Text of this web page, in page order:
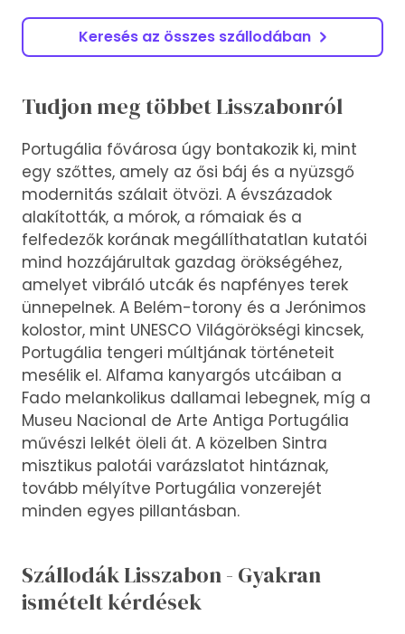
Keresés az összes szállodában
Tudjon meg többet Lisszabonról
Portugália fővárosa úgy bontakozik ki, mint
egy szőttes, amely az ősi báj és a nyüzsgő
modernitás szálait ötvözi. A évszázadok
alakították, a mórok, a rómaiak és a
felfedezők korának megállíthatatlan kutatói
mind hozzájárultak gazdag örökségéhez,
amelyet vibráló utcák és napfényes terek
ünnepelnek. A Belém-torony és a Jerónimos
kolostor, mint UNESCO Világörökségi kincsek,
Portugália tengeri múltjának történeteit
mesélik el. Alfama kanyargós utcáiban a
Fado melankolikus dallamai lebegnek, míg a
Museu Nacional de Arte Antiga Portugália
művészi lelkét öleli át. A közelben Sintra
misztikus palotái varázslatot hintáznak,
tovább mélyítve Portugália vonzerejét
minden egyes pillantásban.
Szállodák Lisszabon - Gyakran
ismételt kérdések